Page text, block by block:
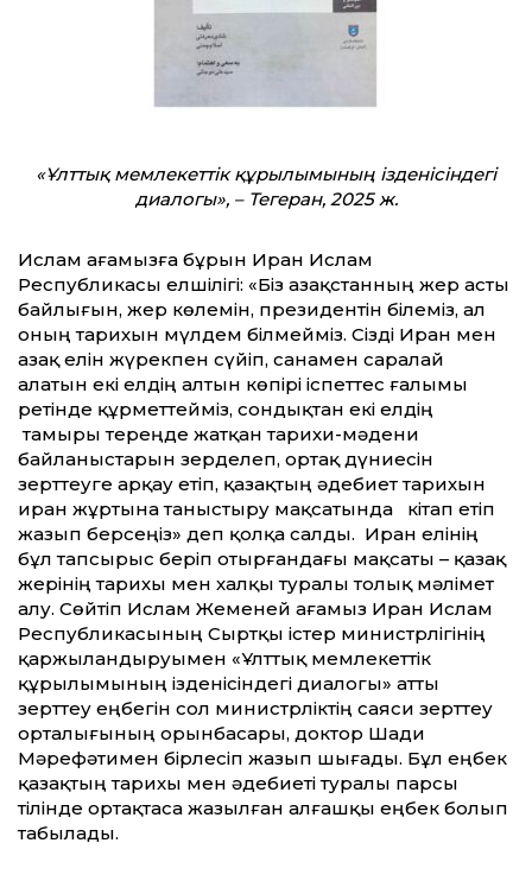
«Ұлттық мемлекеттік құрылымының ізденісіндегі
диалогы», – Тегеран, 2025 ж.
Ислам ағамызға бұрын Иран Ислам
Республикасы елшілігі: «Біз Қазақстанның жер асты
байлығын, жер көлемін, президентін білеміз, ал
оның тарихын мүлдем білмейміз. Сізді Иран мен
Қазақ елін жүрекпен сүйіп, санамен саралай
алатын екі елдің алтын көпірі іспеттес ғалымы
ретінде құрметтейміз, сондықтан екі елдің
тамыры тереңде жатқан тарихи-мәдени
байланыстарын зерделеп, ортақ дүниесін
зерттеуге арқау етіп, қазақтың әдебиет тарихын
иран жұртына таныстыру мақсатында кітап етіп
жазып берсеңіз» деп қолқа салды. Иран елінің
бұл тапсырыс беріп отырғандағы мақсаты – қазақ
жерінің тарихы мен халқы туралы толық мәлімет
алу. Сөйтіп Ислам Жеменей ағамыз Иран Ислам
Республикасының Сыртқы істер министрлігінің
қаржыландыруымен «Ұлттық мемлекеттік
құрылымының ізденісіндегі диалогы» атты
зерттеу еңбегін сол министрліктің саяси зерттеу
орталығының орынбасары, доктор Шади
Мәрефәтимен бірлесіп жазып шығады. Бұл еңбек
қазақтың тарихы мен әдебиеті туралы парсы
тілінде ортақтаса жазылған алғашқы еңбек болып
табылады.